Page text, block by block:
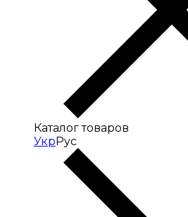
Каталог товаров
УкрРус